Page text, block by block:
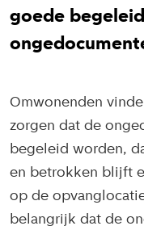
goede
Omwonenden
zorgen dat de
begeleid worden,
en betrokken blijft
op de
belangrijk dat de